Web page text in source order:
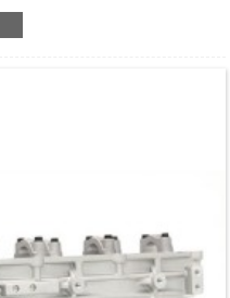
kami telah memperoleh
dengan penyegelan tinggi",